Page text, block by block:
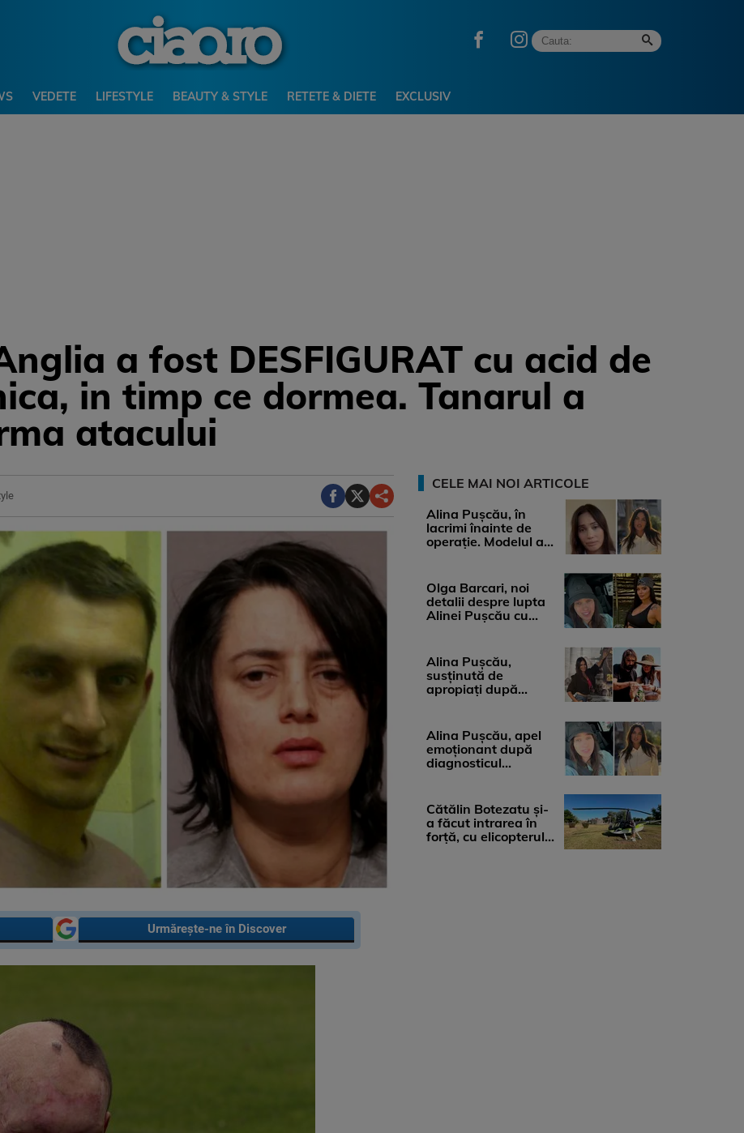
VEDETE LIFESTYLE BEAUTY & STYLE RETETE & DIETE EXCLUSIV
a fost DESFIGURAT cu acid de
in timp ce dormea. Tanarul a
atacului
Urmărește-ne în Discover
CELE MAI NOI ARTICOLE
Alina Pușcău, în
lacrimi înainte de
operație. Modelul a
Olga Barcari, noi
detalii despre lupta
Alinei Pușcău cu
Alina Pușcău,
susținută de
apropiați după
medicii, ...
Alina Pușcău, apel
emoționant după
diagnosticul
...
Cătălin Botezatu și-
a făcut intrarea în
forță, cu elicopterul,